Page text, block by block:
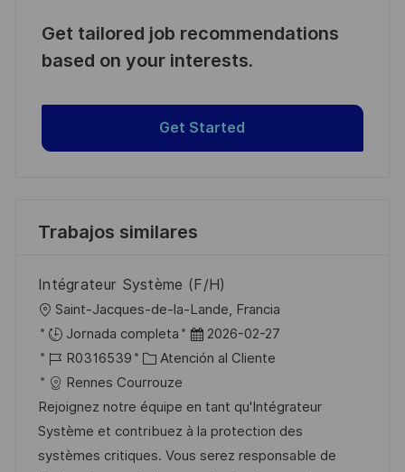
Get tailored job recommendations
based on your interests.
Get Started
Trabajos similares
Intégrateur Système (F/H)
U
b
c
a
c
i
Saint-Jacques-de-la-Lande, Francia
Jornada completa
F
e
h
a
d
2026-02-27
I
D
d
e
e
R0316539
C
a
t
e
g
Atención al Cliente
Rennes Courrouze
Rejoignez notre équipe en tant qu'Intégrateur
Système et contribuez à la protection des
systèmes critiques. Vous serez responsable de